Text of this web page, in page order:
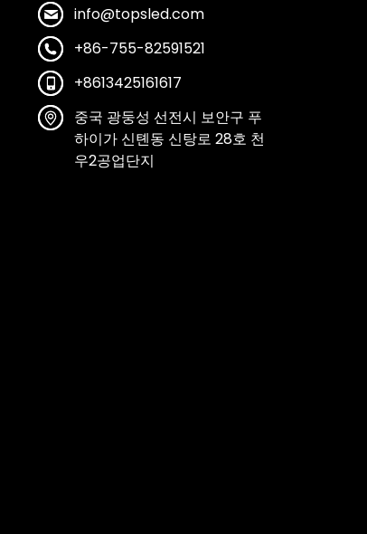
info@topsled.com
+86-755-82591521
+8613425161617
중국 광둥성 선전시 보안구 푸
하이가 신톈동 신탕로 28호 천
우2공업단지